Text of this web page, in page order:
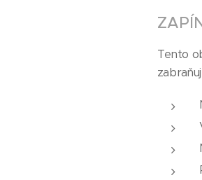
Tento